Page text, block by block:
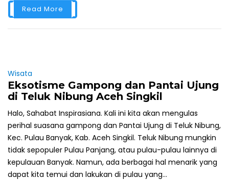
Read More
Wisata
Eksotisme Gampong dan Pantai Ujung
di Teluk Nibung Aceh Singkil
Halo, Sahabat Inspirasiana. Kali ini kita akan mengulas
perihal suasana gampong dan Pantai Ujung di Teluk Nibung,
Kec. Pulau Banyak, Kab. Aceh Singkil. Teluk Nibung mungkin
tidak sepopuler Pulau Panjang, atau pulau-pulau lainnya di
kepulauan Banyak. Namun, ada berbagai hal menarik yang
dapat kita temui dan lakukan di pulau yang...